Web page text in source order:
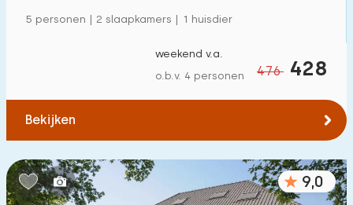
5 personen | 2 slaapkamers | 1 huisdier
476 428
weekend v.a.
o.b.v. 4 personen
Bekijken
9,0